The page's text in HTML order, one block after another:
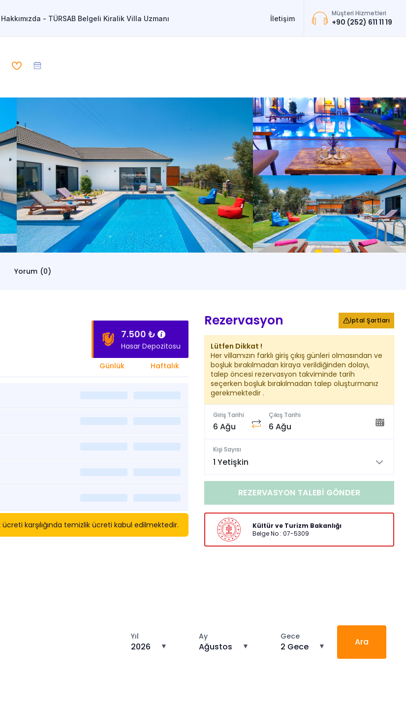
Hakkımızda - TÜRSAB Belgeli Kiralik Villa Uzmanı İletişim
Müşteri Hizmetleri
+90 (252) 611 11 19
Yorum (0)
7.500 ₺
Hasar Depozitosu
Günlük Haftalık
karşılığında temizlik ücreti kabul edilmektedir.
Rezervasyon İptal Şartları
Lütfen Dikkat !
Her villamızın farklı giriş çıkış günleri olmasından ve
boşluk bırakılmadan kiraya verildiğinden dolayı,
talep öncesi rezervasyon takviminde tarih
seçerken boşluk bırakılmadan talep oluşturmanız
gerekmektedir .
Giriş Tarihi
6 Ağu
Çıkış Tarihi
6 Ağu
Kişi Sayısı
1 Yetişkin
REZERVASYON TALEBI GÖNDER
Kültür ve Turizm Bakanlığı
Belge No : 07-5309
Yıl
2026 ▼
Ay
Ağustos ▼
Gece
2 Gece ▼ Ara